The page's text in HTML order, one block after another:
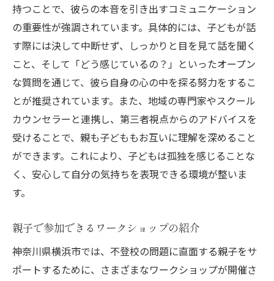
持つことで、彼らの本音を引き出すコミュニケーション
の重要性が強調されています。具体的には、子どもが話
す際には決して中断せず、しっかりと目を見て話を聞く
こと、そして「どう感じているの？」といったオープン
な質問を通じて、彼ら自身の心の中を探る努力をするこ
とが推奨されています。また、地域の専門家やスクール
カウンセラーと連携し、第三者視点からのアドバイスを
受けることで、親も子どももお互いに理解を深めること
ができます。これにより、子どもは孤独を感じることな
く、安心して自分の気持ちを表現できる環境が整いま
す。
親子で参加できるワークショップの紹介
神奈川県横浜市では、不登校の問題に直面する親子をサ
ポートするために、さまざまなワークショップが開催さ